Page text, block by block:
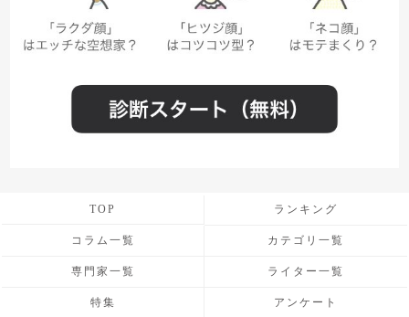
TOP ランキング
コラム一覧 カテゴリ一覧
専門家一覧 ライター一覧
特集 アンケート